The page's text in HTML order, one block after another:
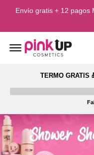
Envío gratis + 12 pagos
Menu Open
TERMO GRATIS
Shower